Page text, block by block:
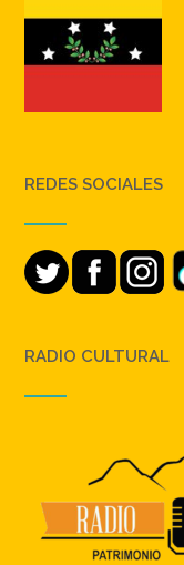
REDES SOCIALES
RADIO CULTURAL